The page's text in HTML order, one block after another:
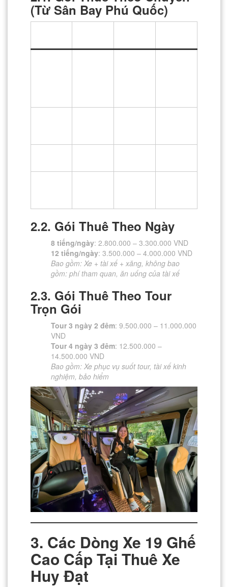
(Từ Sân Bay Phú Quốc)
2.2. Gói Thuê Theo Ngày
8 tiếng/ngày: 2.800.000 – 3.300.000 VND
12 tiếng/ngày: 3.500.000 – 4.000.000 VND
Bao gồm: Xe + tài xế + xăng, không bao
gồm: phí tham quan, ăn uống của tài xế
2.3. Gói Thuê Theo Tour
Trọn Gói
Tour 3 ngày 2 đêm: 9.500.000 – 11.000.000
VND
Tour 4 ngày 3 đêm: 12.500.000 –
14.500.000 VND
Bao gồm: Xe phục vụ suốt tour, tài xế kinh
nghiệm, bảo hiểm
3. Các Dòng Xe 19 Ghế
Cao Cấp Tại Thuê Xe
Huy Đạt